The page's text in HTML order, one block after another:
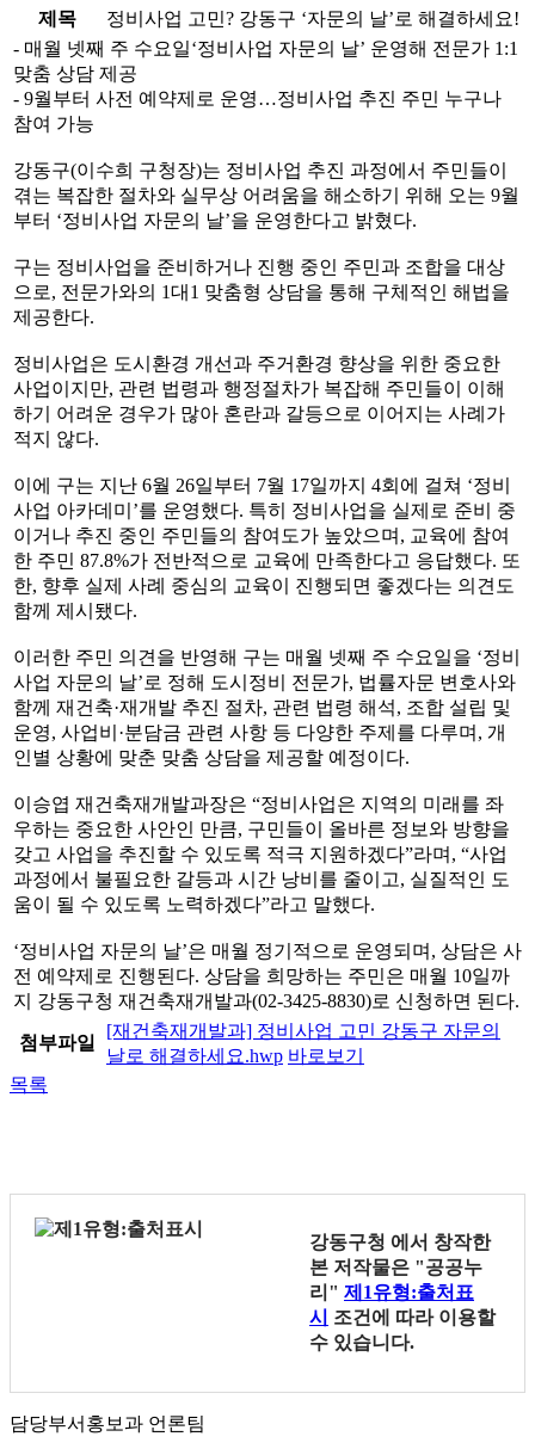
제목
정비사업 고민? 강동구 ‘자문의 날’로 해결하세요!
- 매월 넷째 주 수요일‘정비사업 자문의 날’ 운영해 전문가 1:1
맞춤 상담 제공
- 9월부터 사전 예약제로 운영…정비사업 추진 주민 누구나
참여 가능
강동구(이수희 구청장)는 정비사업 추진 과정에서 주민들이
겪는 복잡한 절차와 실무상 어려움을 해소하기 위해 오는 9월
부터 ‘정비사업 자문의 날’을 운영한다고 밝혔다.
구는 정비사업을 준비하거나 진행 중인 주민과 조합을 대상
으로, 전문가와의 1대1 맞춤형 상담을 통해 구체적인 해법을
제공한다.
정비사업은 도시환경 개선과 주거환경 향상을 위한 중요한
사업이지만, 관련 법령과 행정절차가 복잡해 주민들이 이해
하기 어려운 경우가 많아 혼란과 갈등으로 이어지는 사례가
적지 않다.
이에 구는 지난 6월 26일부터 7월 17일까지 4회에 걸쳐 ‘정비
사업 아카데미’를 운영했다. 특히 정비사업을 실제로 준비 중
이거나 추진 중인 주민들의 참여도가 높았으며, 교육에 참여
한 주민 87.8%가 전반적으로 교육에 만족한다고 응답했다. 또
한, 향후 실제 사례 중심의 교육이 진행되면 좋겠다는 의견도
함께 제시됐다.
이러한 주민 의견을 반영해 구는 매월 넷째 주 수요일을 ‘정비
사업 자문의 날’로 정해 도시정비 전문가, 법률자문 변호사와
함께 재건축·재개발 추진 절차, 관련 법령 해석, 조합 설립 및
운영, 사업비·분담금 관련 사항 등 다양한 주제를 다루며, 개
인별 상황에 맞춘 맞춤 상담을 제공할 예정이다.
이승엽 재건축재개발과장은 “정비사업은 지역의 미래를 좌
우하는 중요한 사안인 만큼, 구민들이 올바른 정보와 방향을
갖고 사업을 추진할 수 있도록 적극 지원하겠다”라며, “사업
과정에서 불필요한 갈등과 시간 낭비를 줄이고, 실질적인 도
움이 될 수 있도록 노력하겠다”라고 말했다.
‘정비사업 자문의 날’은 매월 정기적으로 운영되며, 상담은 사
전 예약제로 진행된다. 상담을 희망하는 주민은 매월 10일까
지 강동구청 재건축재개발과(02-3425-8830)로 신청하면 된다.
첨부파일
[재건축재개발과] 정비사업 고민 강동구 자문의
날로 해결하세요.hwp 바로보기
목록
강동구청 에서 창작한
본 저작물은 "공공누
리" 제1유형:출처표
시
조건에 따라 이용할
수 있습니다.
담당부서 홍보과 언론팀